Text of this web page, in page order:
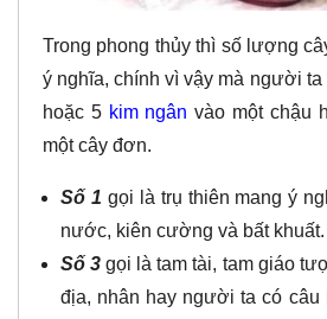
Trong phong thủy thì số lượng
ý nghĩa, chính vì vậy mà người
hoặc 5 kim ngân vào một chậu
một cây đơn.
Số 1 gọi là trụ thiên mang ý
nước, kiên cường và bất khuất.
Số 3 gọi là tam tài, tam giáo
địa, nhân hay người ta có